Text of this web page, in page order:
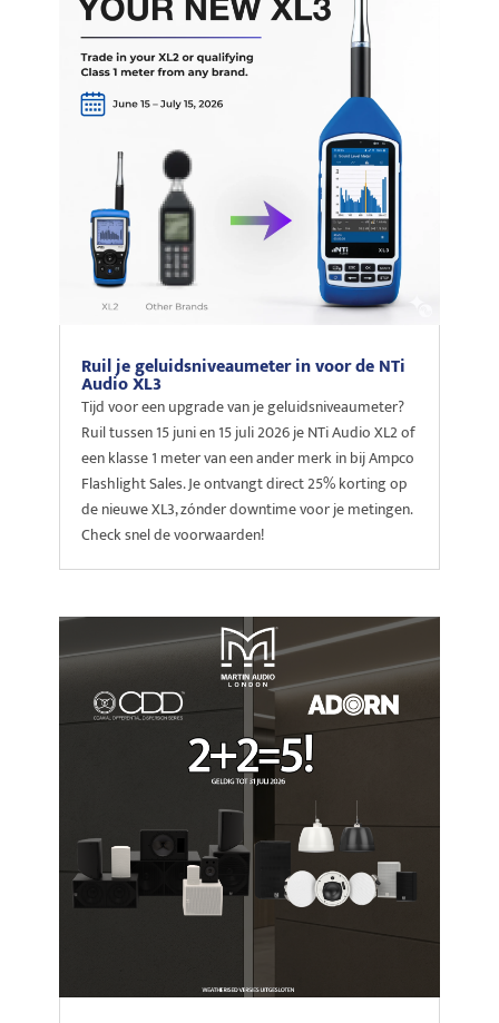
Ruil je geluidsniveaumeter in voor de NTi
Audio XL3
Tijd voor een upgrade van je geluidsniveaumeter?
Ruil tussen 15 juni en 15 juli 2026 je NTi Audio XL2 of
een klasse 1 meter van een ander merk in bij Ampco
Flashlight Sales. Je ontvangt direct 25% korting op
de nieuwe XL3, zónder downtime voor je metingen.
Check snel de voorwaarden!